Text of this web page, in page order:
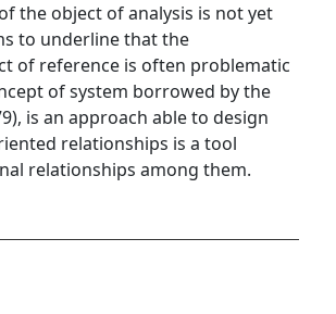
the object of analysis is not yet
to underline that the
of reference is often problematic
of system borrowed by the
is an approach able to design
relationships is a tool
relationships among them.